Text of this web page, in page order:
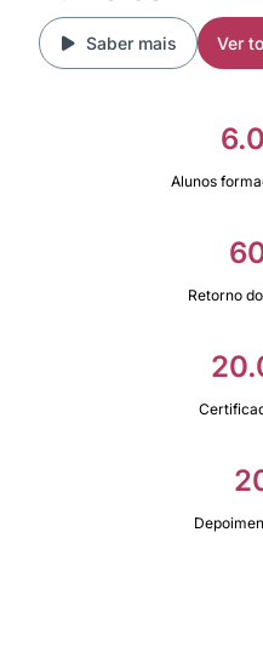
Saber mais Ver
Alunos
Retorno